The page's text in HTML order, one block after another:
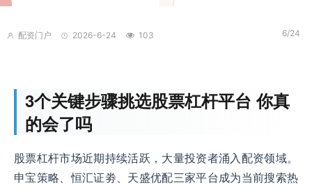
配资门户 2026-6-24 103 6/24
3个关键步骤挑选股票杠杆平台 你真
的会了吗
股票杠杆市场近期持续活跃，大量投资者涌入配资领域。
申宝策略、恒汇证劵、天盛优配三家平台成为当前搜索热